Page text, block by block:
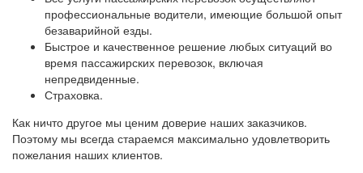
профессиональные водители, имеющие большой опыт
безаварийной езды.
Быстрое и качественное решение любых ситуаций во
время пассажирских перевозок, включая
непредвиденные.
Страховка.
Как ничто другое мы ценим доверие наших заказчиков.
Поэтому мы всегда стараемся максимально удовлетворить
пожелания наших клиентов.